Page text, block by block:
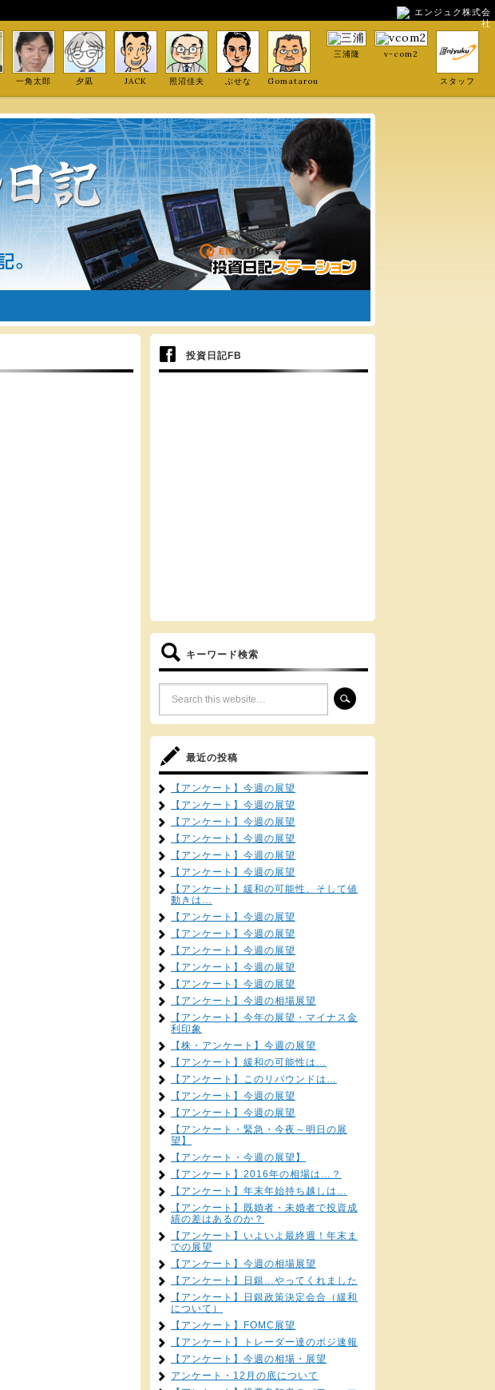
エンジュク株式会
社
一角太郎 夕凪 JACK 照沼佳夫 ぶせな Gomatarou
三浦隆 v-com2
スタッフ
投資日記FB
キーワード検索
最近の投稿
【アンケート】今週の展望
【アンケート】今週の展望
【アンケート】今週の展望
【アンケート】今週の展望
【アンケート】今週の展望
【アンケート】今週の展望
【アンケート】緩和の可能性、そして値
動きは…
【アンケート】今週の展望
【アンケート】今週の展望
【アンケート】今週の展望
【アンケート】今週の展望
【アンケート】今週の展望
【アンケート】今週の相場展望
【アンケート】今年の展望・マイナス金
利印象
【株・アンケート】今週の展望
【アンケート】緩和の可能性は…
【アンケート】このリバウンドは…
【アンケート】今週の展望
【アンケート】今週の展望
【アンケート・緊急・今夜～明日の展
望】
【アンケート・今週の展望】
【アンケート】2016年の相場は…？
【アンケート】年末年始持ち越しは…
【アンケート】既婚者・未婚者で投資成
績の差はあるのか？
【アンケート】いよいよ最終週！年末ま
での展望
【アンケート】今週の相場展望
【アンケート】日銀…やってくれました
【アンケート】日銀政策決定会合（緩和
について）
【アンケート】FOMC展望
【アンケート】トレーダー達のポジ速報
【アンケート】今週の相場・展望
アンケート・12月の底について